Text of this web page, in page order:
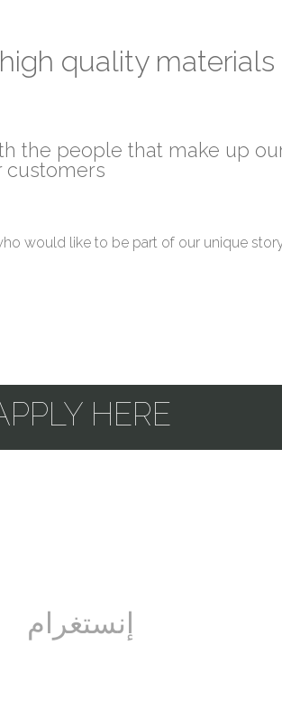
quality materials.
the people that make up
would like to be part of our unique
HERE
إنستغرام